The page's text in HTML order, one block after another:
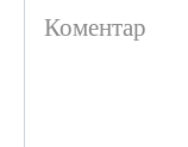
Коментар